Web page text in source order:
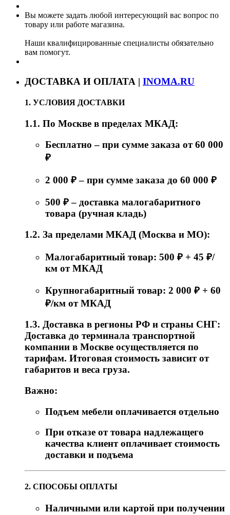
Вы можете задать любой интересующий вас вопрос по
товару или работе магазина.
Наши квалифицированные специалисты обязательно
вам помогут.
ДОСТАВКА И ОПЛАТА | INOMA.RU
1. УСЛОВИЯ ДОСТАВКИ
1.1. По Москве в пределах МКАД:
Бесплатно – при сумме заказа от 60 000
₽
2 000 ₽ – при сумме заказа до 60 000 ₽
500 ₽ – доставка малогабаритного
товара (ручная кладь)
1.2. За пределами МКАД (Москва и МО):
Малогабаритный товар: 500 ₽ + 45 ₽/
км от МКАД
Крупногабаритный товар: 2 000 ₽ + 60
₽/км от МКАД
1.3. Доставка в регионы РФ и страны СНГ:
Доставка до терминала транспортной
компании в Москве осуществляется по
тарифам. Итоговая стоимость зависит от
габаритов и веса груза.
Важно:
Подъем мебели оплачивается отдельно
При отказе от товара надлежащего
качества клиент оплачивает стоимость
доставки и подъема
2. СПОСОБЫ ОПЛАТЫ
Наличными или картой при получении